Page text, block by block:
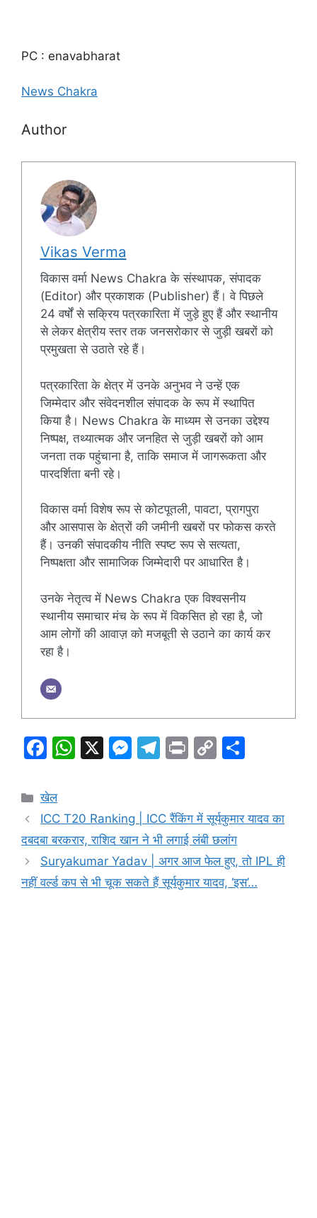
PC : enavabharat
News Chakra
Author
Vikas Verma
विकास वर्मा News Chakra के संस्थापक, संपादक
(Editor) और प्रकाशक (Publisher) हैं। वे पिछले
24 वर्षों से सक्रिय पत्रकारिता में जुड़े हुए हैं और स्थानीय
से लेकर क्षेत्रीय स्तर तक जनसरोकार से जुड़ी खबरों को
प्रमुखता से उठाते रहे हैं।
पत्रकारिता के क्षेत्र में उनके अनुभव ने उन्हें एक
जिम्मेदार और संवेदनशील संपादक के रूप में स्थापित
किया है। News Chakra के माध्यम से उनका उद्देश्य
निष्पक्ष, तथ्यात्मक और जनहित से जुड़ी खबरों को आम
जनता तक पहुंचाना है, ताकि समाज में जागरूकता और
पारदर्शिता बनी रहे।
विकास वर्मा विशेष रूप से कोटपूतली, पावटा, प्रागपुरा
और आसपास के क्षेत्रों की जमीनी खबरों पर फोकस करते
हैं। उनकी संपादकीय नीति स्पष्ट रूप से सत्यता,
निष्पक्षता और सामाजिक जिम्मेदारी पर आधारित है।
उनके नेतृत्व में News Chakra एक विश्वसनीय
स्थानीय समाचार मंच के रूप में विकसित हो रहा है, जो
आम लोगों की आवाज़ को मजबूती से उठाने का कार्य कर
रहा है।
F
c
e
b
o
o
W
s
A
p
p
X
M
s
e
n
g
T
gr
a
m
Pr C
y
Li
n
k
e
Categories
खेल
ICC T20 Ranking | ICC रैंकिंग में सूर्यकुमार यादव का
दबदबा बरकरार, राशिद खान ने भी लगाई लंबी छलांग
Suryakumar Yadav | अगर आज फेल हुए, तो IPL ही
नहीं वर्ल्ड कप से भी चूक सकते हैं सूर्यकुमार यादव, ‘इस’…